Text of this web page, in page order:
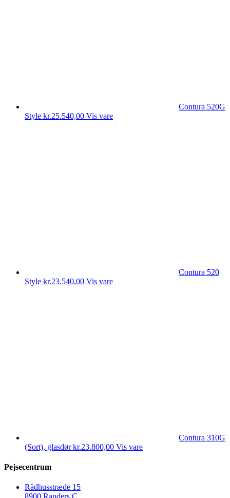
Contura 520G
Style kr.25.540,00 Vis vare
Contura 520
Style kr.23.540,00 Vis vare
Contura 310G
(Sort), glasdør kr.23.800,00 Vis vare
Pejsecentrum
Rådhusstræde 15